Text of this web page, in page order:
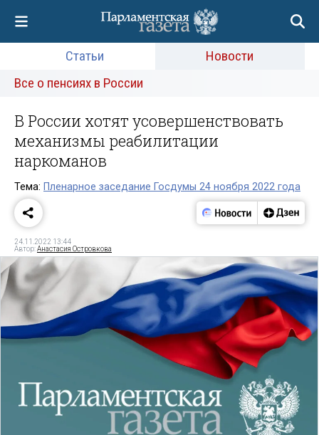
Статьи
Новости
Все о пенсиях в России
В России хотят усовершенствовать
механизмы реабилитации
наркоманов
Тема: Пленарное заседание Госдумы 24 ноября 2022 года
24.11.2022 13:44
Автор:Анастасия Островкова